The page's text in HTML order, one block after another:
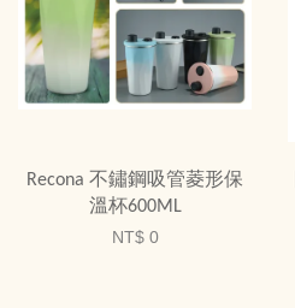
Recona 不鏽鋼吸管菱形保
溫杯600ML
NT$ 0